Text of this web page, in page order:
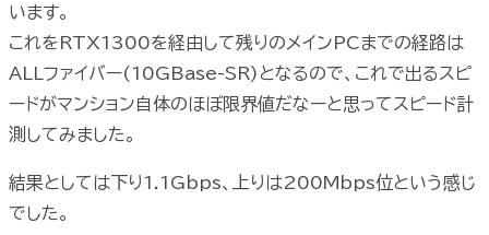
います。
これをRTX1300を経由して残りのメインPCまでの経路は
ALLファイバー(10GBase-SR)となるので、これで出るスピ
ードがマンション自体のほぼ限界値だなーと思ってスピード計
測してみました。
結果としては下り1.1Gbps、上りは200Mbps位という感じ
でした。